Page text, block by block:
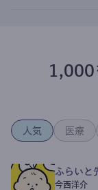
1,000
人気 医療
ふらいと
今西洋介